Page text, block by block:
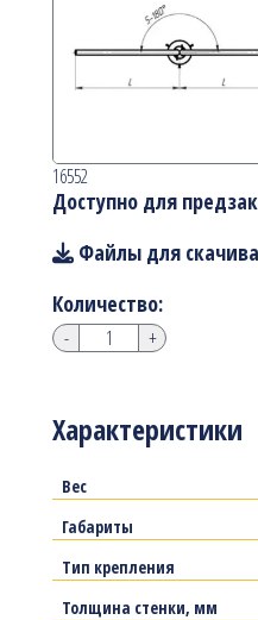
Характеристики
Вес
Габариты
Тип крепления
Толщина стенки, мм
16552
Доступно для
Файлы для
Количество:
- +